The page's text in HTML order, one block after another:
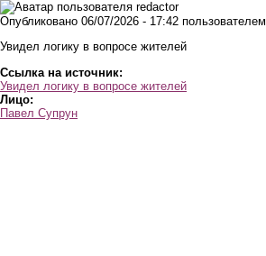
Перейти к основному содержанию
Опубликовано 06/07/2026 - 17:42 пользователем
Увидел логику в вопросе жителей
Ссылка на источник:
Увидел логику в вопросе жителей
Лицо:
Павел Супрун